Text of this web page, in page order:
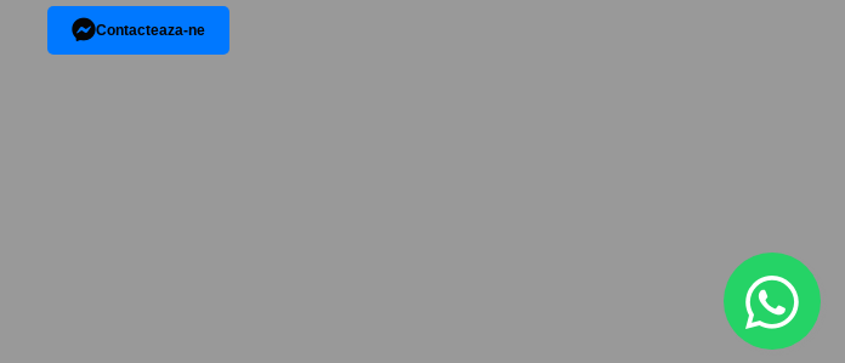
Contacteaza-ne